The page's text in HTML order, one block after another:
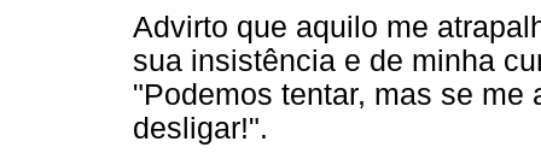
Advirto que aquilo me
sua insistência e de minha
"Podemos tentar, mas se me
desligar!".